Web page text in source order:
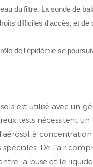
du filtre. La sonde de
difficiles d'accès, et
est utilisé avec un
tests nécessitent
à
spéciales. De l'air
la buse et le